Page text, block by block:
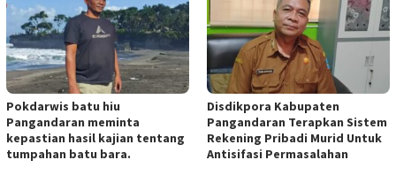
Pokdarwis batu hiu
Pangandaran meminta
kepastian hasil kajian tentang
tumpahan batu bara.
Disdikpora Kabupaten
Pangandaran Terapkan Sistem
Rekening Pribadi Murid Untuk
Antisifasi Permasalahan